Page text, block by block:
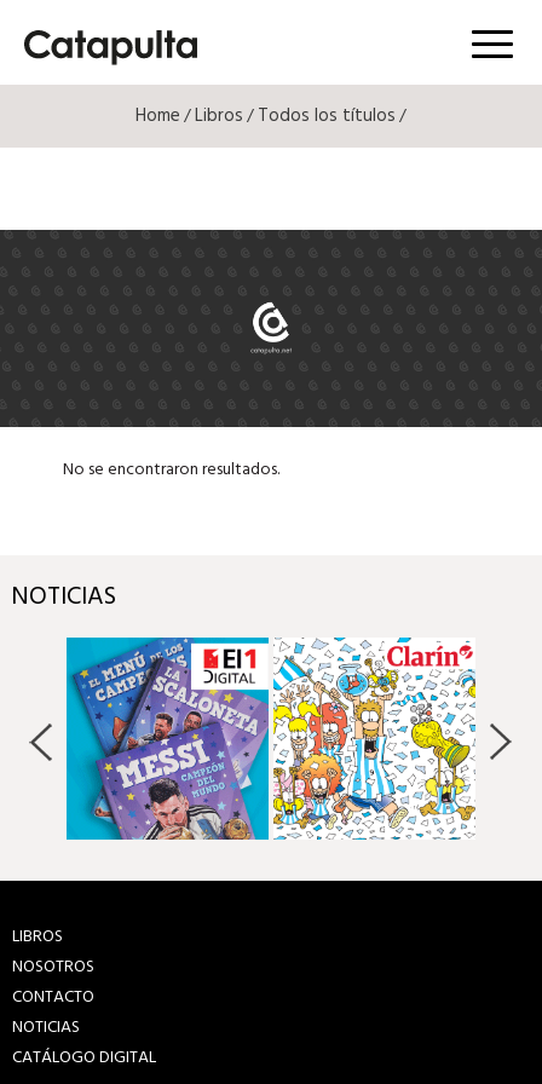
Menú
Home/Libros/Todos los títulos/
No se encontraron resultados.
NOTICIAS
LIBROS
NOSOTROS
CONTACTO
NOTICIAS
CATÁLOGO DIGITAL